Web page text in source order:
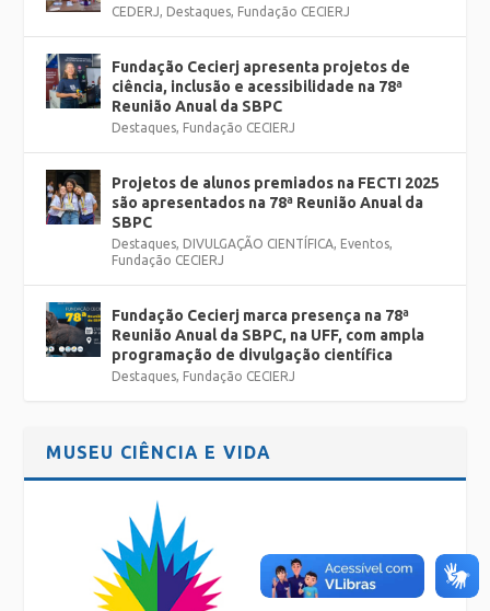
CEDERJ, Destaques, Fundação CECIERJ
Fundação Cecierj apresenta projetos de
ciência, inclusão e acessibilidade na 78ª
Reunião Anual da SBPC
Destaques, Fundação CECIERJ
Projetos de alunos premiados na FECTI 2025
são apresentados na 78ª Reunião Anual da
SBPC
Destaques, DIVULGAÇÃO CIENTÍFICA, Eventos,
Fundação CECIERJ
Fundação Cecierj marca presença na 78ª
Reunião Anual da SBPC, na UFF, com ampla
programação de divulgação científica
Destaques, Fundação CECIERJ
MUSEU CIÊNCIA E VIDA